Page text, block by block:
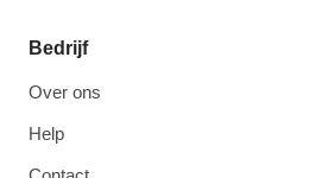
Bedrijf
Over ons
Help